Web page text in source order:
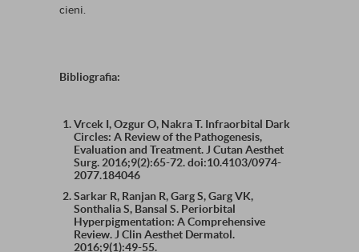
cieni.
Bibliografia:
Vrcek I, Ozgur O, Nakra T. Infraorbital Dark
Circles: A Review of the Pathogenesis,
Evaluation and Treatment. J Cutan Aesthet
Surg. 2016;9(2):65-72. doi:10.4103/0974-
2077.184046
Sarkar R, Ranjan R, Garg S, Garg VK,
Sonthalia S, Bansal S. Periorbital
Hyperpigmentation: A Comprehensive
Review. J Clin Aesthet Dermatol.
2016;9(1):49-55.